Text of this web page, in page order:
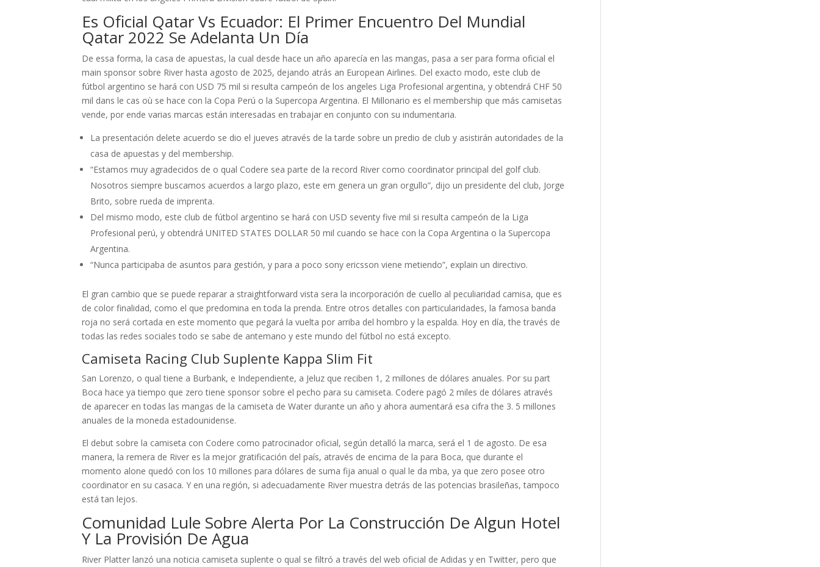
Es Oficial Qatar Vs Ecuador: El Primer Encuentro Del Mundial
Qatar 2022 Se Adelanta Un Día
De essa forma, la casa de apuestas, la cual desde hace un año aparecía en las mangas, pasa a ser para forma oficial el
main sponsor sobre River hasta agosto de 2025, dejando atrás an European Airlines. Del exacto modo, este club de
fútbol argentino se hará con USD 75 mil si resulta campeón de los angeles Liga Profesional argentina, y obtendrá CHF 50
mil dans le cas où se hace con la Copa Perú o la Supercopa Argentina. El Millonario es el membership que más camisetas
vende, por ende varias marcas están interesadas en trabajar en conjunto con su indumentaria.
La presentación delete acuerdo se dio el jueves através de la tarde sobre un predio de club y asistirán autoridades de la
casa de apuestas y del membership.
“Estamos muy agradecidos de o qual Codere sea parte de la record River como coordinator principal del golf club.
Nosotros siempre buscamos acuerdos a largo plazo, este em genera un gran orgullo”, dijo un presidente del club, Jorge
Brito, sobre rueda de imprenta.
Del mismo modo, este club de fútbol argentino se hará con USD seventy five mil si resulta campeón de la Liga
Profesional perú, y obtendrá UNITED STATES DOLLAR 50 mil cuando se hace con la Copa Argentina o la Supercopa
Argentina.
“Nunca participaba de asuntos para gestión, y para a poco sony ericsson viene metiendo”, explain un directivo.
El gran cambio que se puede reparar a straightforward vista sera la incorporación de cuello al peculiaridad camisa, que es
de color finalidad, como el que predomina en toda la prenda. Entre otros detalles con particularidades, la famosa banda
roja no será cortada en este momento que pegará la vuelta por arriba del hombro y la espalda. Hoy en día, the través de
todas las redes sociales todo se sabe de antemano y este mundo del fútbol no está excepto.
Camiseta Racing Club Suplente Kappa Slim Fit
San Lorenzo, o qual tiene a Burbank, e Independiente, a Jeluz que reciben 1, 2 millones de dólares anuales. Por su part
Boca hace ya tiempo que zero tiene sponsor sobre el pecho para su camiseta. Codere pagó 2 miles de dólares através
de aparecer en todas las mangas de la camiseta de Water durante un año y ahora aumentará esa cifra the 3. 5 millones
anuales de la moneda estadounidense.
El debut sobre la camiseta con Codere como patrocinador oficial, según detalló la marca, será el 1 de agosto. De esa
manera, la remera de River es la mejor gratificación del país, através de encima de la para Boca, que durante el
momento alone quedó con los 10 millones para dólares de suma fija anual o qual le da mba, ya que zero posee otro
coordinator en su casaca. Y en una región, si adecuadamente River muestra detrás de las potencias brasileñas, tampoco
está tan lejos.
Comunidad Lule Sobre Alerta Por La Construcción De Algun Hotel
Y La Provisión De Agua
River Platter lanzó una noticia camiseta suplente o qual se filtró a través del web oficial de Adidas y en Twitter, pero que